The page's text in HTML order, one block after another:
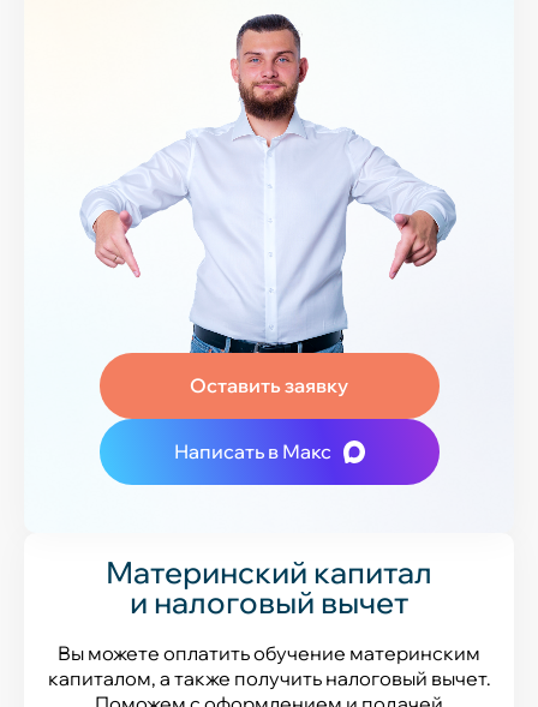
Оставить заявку
Написать в Макс
Материнский капитал
и налоговый вычет
Вы можете оплатить обучение материнским
капиталом, а также получить налоговый вычет.